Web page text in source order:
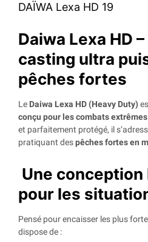
DAÏWA Lexa HD 19
Daiwa Lexa HD
casting ultra
pêches fortes
Le Daiwa Lexa HD (Heavy Duty)
conçu pour les combats extrêmes
et parfaitement protégé, il
pratiquant despêches fortes en
Une conception
pour les
Pensé pour encaisser les plus
dispose de :